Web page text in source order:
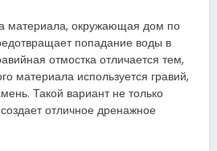
материала, окружающая дом по
попадание воды в
отмостка отличается тем,
материала используется гравий,
Такой вариант не только
отличное дренажное